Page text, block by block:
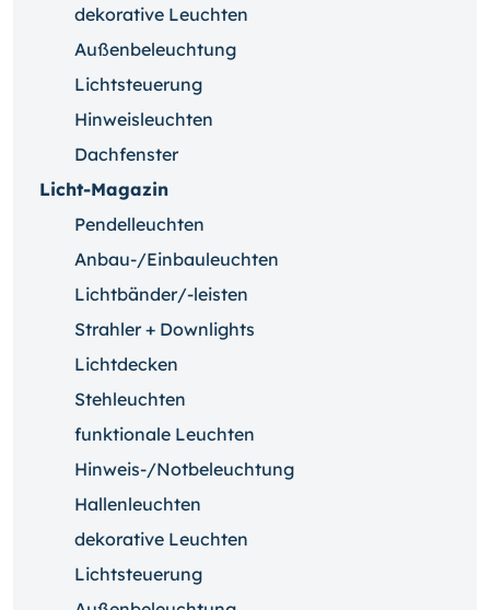
dekorative Leuchten
Außenbeleuchtung
Lichtsteuerung
Hinweisleuchten
Dachfenster
Licht-Magazin
Pendelleuchten
Anbau-/Einbauleuchten
Lichtbänder/-leisten
Strahler + Downlights
Lichtdecken
Stehleuchten
funktionale Leuchten
Hinweis-/Notbeleuchtung
Hallenleuchten
dekorative Leuchten
Lichtsteuerung